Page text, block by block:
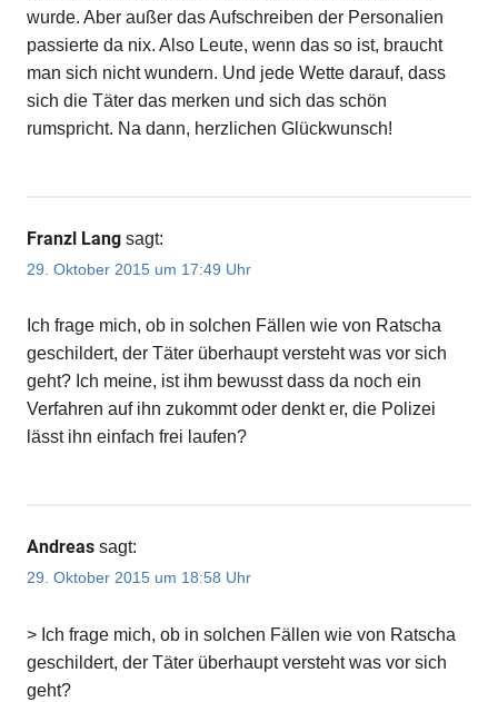
wurde. Aber außer das Aufschreiben der Personalien
passierte da nix. Also Leute, wenn das so ist, braucht
man sich nicht wundern. Und jede Wette darauf, dass
sich die Täter das merken und sich das schön
rumspricht. Na dann, herzlichen Glückwunsch!
Franzl Lang sagt:
29. Oktober 2015 um 17:49 Uhr
Ich frage mich, ob in solchen Fällen wie von Ratscha
geschildert, der Täter überhaupt versteht was vor sich
geht? Ich meine, ist ihm bewusst dass da noch ein
Verfahren auf ihn zukommt oder denkt er, die Polizei
lässt ihn einfach frei laufen?
Andreas sagt:
29. Oktober 2015 um 18:58 Uhr
> Ich frage mich, ob in solchen Fällen wie von Ratscha
geschildert, der Täter überhaupt versteht was vor sich
geht?